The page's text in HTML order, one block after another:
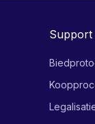
Support